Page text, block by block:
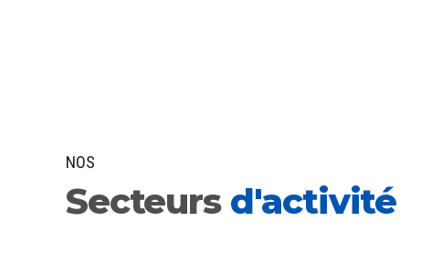
NOS
Secteurs d'activité